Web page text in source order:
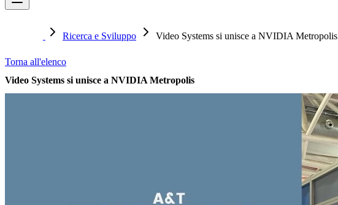
Ricerca e Sviluppo Video Systems si unisce a NVIDIA Metropolis
Torna all'elenco
Video Systems si unisce a NVIDIA Metropolis